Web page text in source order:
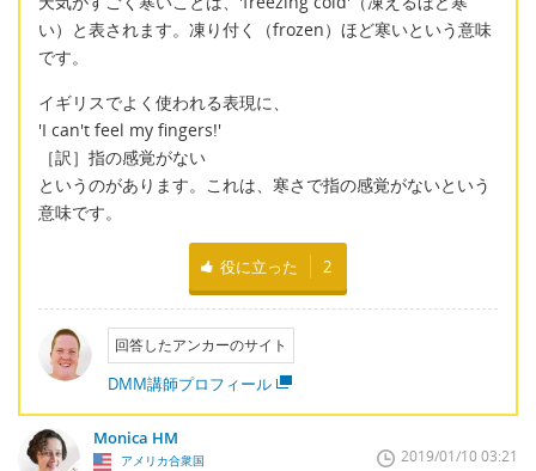
い）と表されます。凍り付く（frozen）ほど寒いという意味
です。
イギリスでよく使われる表現に、
'I can't feel my fingers!'
［訳］指の感覚がない
というのがあります。これは、寒さで指の感覚がないという
意味です。
役に立った 2
回答したアンカーのサイト
DMM講師プロフィール
Monica HM
アメリカ合衆国 2019/01/10 03:21